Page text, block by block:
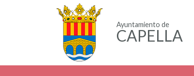
Ayuntamiento de
CAPELLA